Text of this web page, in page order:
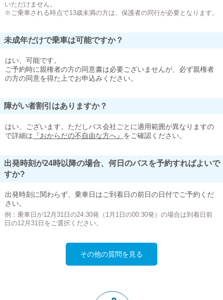
いただけません。
※ご乗車される時点で13歳未満の方は、保護者の同行が必要となります。
未成年だけで乗車は可能ですか？
はい、可能です。
ご予約時に親権者の方の同意書は必要ございませんが、必ず親権者
の方の同意を得た上でお申込みください。
障がい者割引はありますか？
はい、ございます。ただしバス会社ごとに適用範囲が異なりますの
で詳細は 『おからだの不自由な方へ』 をご確認ください。
出発時刻が24時以降の場合、何日のバスを予約すればよいで
すか?
出発時刻に関わらず、乗車日はご到着日の前日の日付でご予約くだ
さい。
例：乗車日が12月31日の24:30発（1月1日の00:30発）の場合は到着日前
日の12月31日をご選択ください。
その他の質問を見る